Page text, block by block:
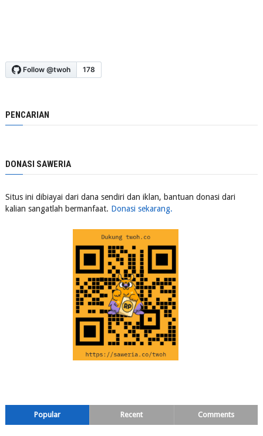
PENCARIAN
DONASI SAWERIA
Situs ini dibiayai dari dana sendiri dan iklan, bantuan donasi dari
kalian sangatlah bermanfaat. Donasi sekarang.
Popular Recent Comments